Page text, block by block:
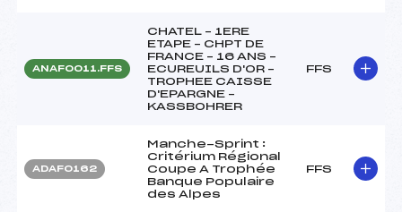
ANAF0011.FFS
CHATEL – 1ERE
ETAPE – CHPT DE
FRANCE – 16 ANS –
ECUREUILS D'OR –
TROPHEE CAISSE
D'EPARGNE –
KASSBOHRER
FFS
ADAF0162
Manche-Sprint :
Critérium Régional
Coupe A Trophée
Banque Populaire
des Alpes
FFS